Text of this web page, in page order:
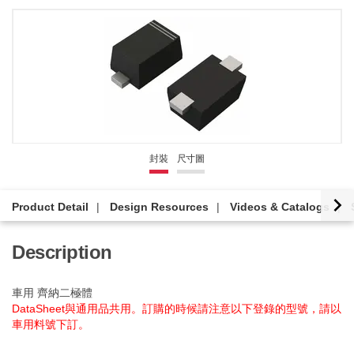
封裝 尺寸圖
Product Detail Design Resources Videos & Catalogs
Description
車用 齊納二極體
DataSheet與通用品共用。訂購的時候請注意以下登錄的型號，請以
車用料號下訂。